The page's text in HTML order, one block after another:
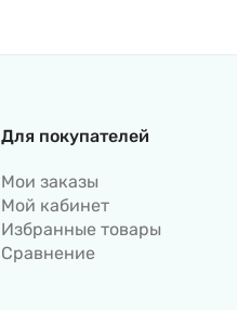
Для покупателей
Мои заказы
Мой кабинет
Избранные товары
Сравнение